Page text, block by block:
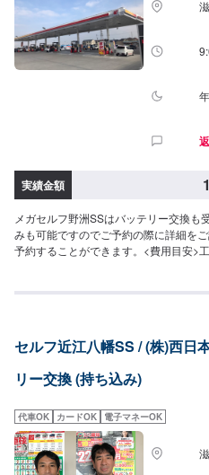
実績金額
メガセルフ野洲SSはバッテリー交換も
みも可能ですのでご予約の際に詳細を
予約することができます。<費用目安>
セルフ近江八幡SS / (株)西日
リー交換 (持ち込み)
代車OK カードOK 電子マネーOK